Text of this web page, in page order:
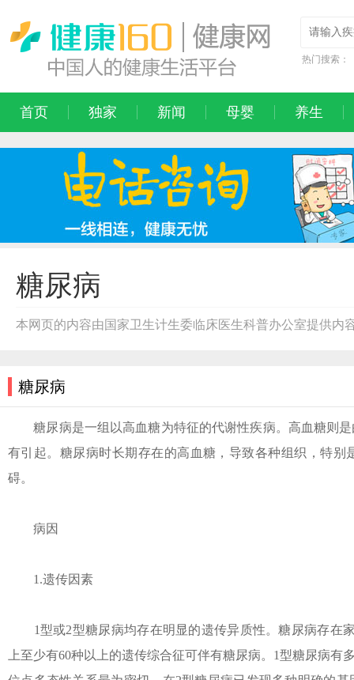
热门搜索：
首页 独家 新闻 母婴 养生
糖尿病
本网页的内容由国家卫生计生委临床医生科普办公室提供内
糖尿病
糖尿病是一组以高血糖为特征的代谢性疾病。高血糖则是
有引起。糖尿病时长期存在的高血糖，导致各种组织，特
碍。
病因
1.遗传因素
1型或2型糖尿病均存在明显的遗传异质性。糖尿病存在
上至少有60种以上的遗传综合征可伴有糖尿病。1型糖尿病